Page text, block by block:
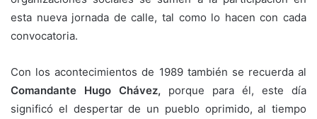
esta nueva jornada de calle, tal como lo hacen con cada
convocatoria.
Con los acontecimientos de 1989 también se recuerda al
Comandante Hugo Chávez, porque para él, este día
significó el despertar de un pueblo oprimido, al tiempo